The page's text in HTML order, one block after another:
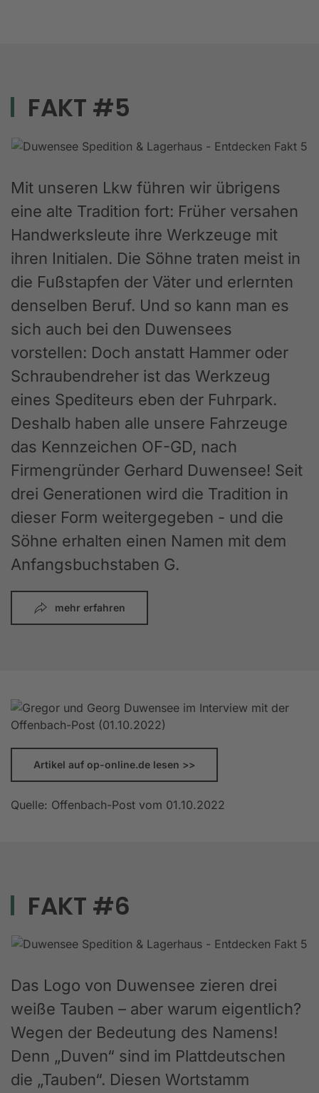
FAKT #5
Mit unseren Lkw führen wir übrigens
eine alte Tradition fort: Früher versahen
Handwerksleute ihre Werkzeuge mit
ihren Initialen. Die Söhne traten meist in
die Fußstapfen der Väter und erlernten
denselben Beruf. Und so kann man es
sich auch bei den Duwensees
vorstellen: Doch anstatt Hammer oder
Schraubendreher ist das Werkzeug
eines Spediteurs eben der Fuhrpark.
Deshalb haben alle unsere Fahrzeuge
das Kennzeichen OF-GD, nach
Firmengründer Gerhard Duwensee! Seit
drei Generationen wird die Tradition in
dieser Form weitergegeben - und die
Söhne erhalten einen Namen mit dem
Anfangsbuchstaben G.
mehr erfahren
Artikel auf op-online.de lesen >>
Quelle: Offenbach-Post vom 01.10.2022
FAKT #6
Das Logo von Duwensee zieren drei
weiße Tauben – aber warum eigentlich?
Wegen der Bedeutung des Namens!
Denn „Duven“ sind im Plattdeutschen
die „Tauben“. Diesen Wortstamm